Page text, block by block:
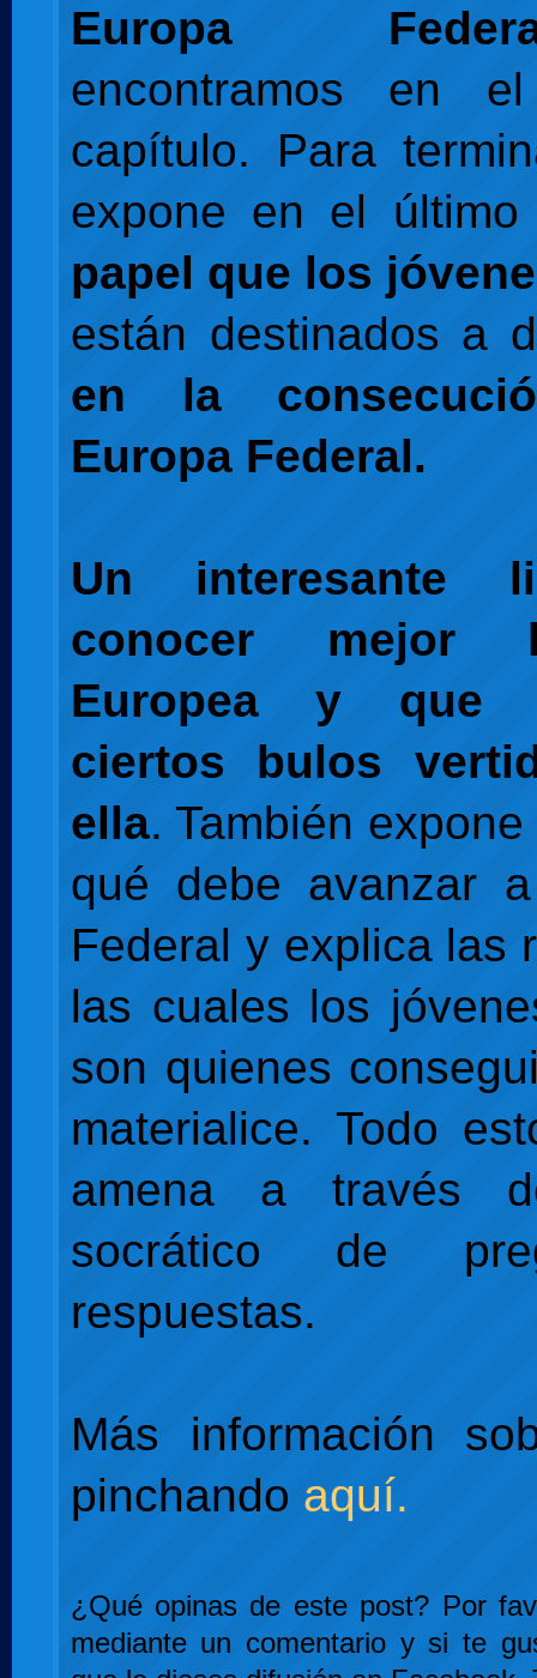
Europa
encontramos en
capítulo. Para
expone en el
papel que los
están destinados a
en la
Europa Federal.
Un interesante
conocer mejor
Europea y que
ciertos bulos
ella. También
qué debe avanzar
Federal y explica las
las cuales los
son quienes
materialice. Todo
amena a través
socrático de
respuestas.
Más información
pinchando aquí.
¿Qué opinas de este post? Por
mediante un comentario y si te